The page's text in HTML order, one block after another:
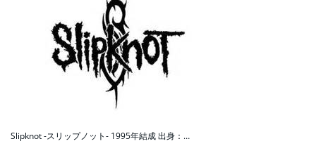
Slipknot -スリップノット- 1995年結成 出身：…